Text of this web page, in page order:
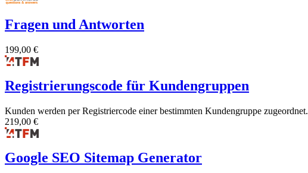
Fragen und Antworten
199,00 €
Registrierungscode für Kundengruppen
Kunden werden per Registriercode einer bestimmten Kundengruppe zugeordnet.
219,00 €
Google SEO Sitemap Generator